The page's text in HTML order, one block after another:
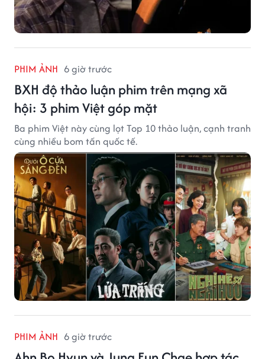
PHIM ẢNH 6 giờ trước
BXH độ thảo luận phim trên mạng xã
hội: 3 phim Việt góp mặt
Ba phim Việt này cùng lọt Top 10 thảo luận, cạnh tranh
cùng nhiều bom tấn quốc tế.
PHIM ẢNH 6 giờ trước